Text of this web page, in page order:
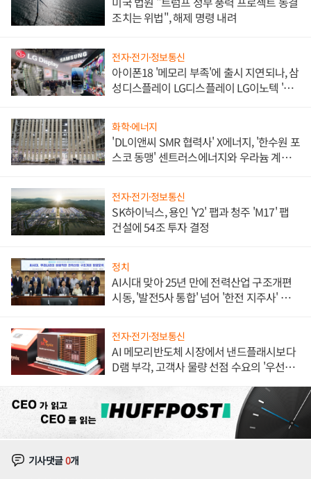
조치는 위법", 해제 명령 내려
전자·전기·정보통신
아이폰18 '메모리 부족'에 출시 지연되나, 삼
성디스플레이 LG디스플레이 LG이노텍 '탈
화학·에너지
'DL이앤씨 SMR 협력사' X에너지, '한수원 포
스코 동맹' 센트러스에너지와 우라늄 계약
전자·전기·정보통신
SK하이닉스, 용인 'Y2' 팹과 청주 'M17' 팹
건설에 54조 투자 결정
정치
AI시대 맞아 25년 만에 전력산업 구조개편
시동, '발전5사 통합' 넘어 '한전 지주사' 재편
전자·전기·정보통신
AI 메모리반도체 시장에서 낸드플래시보다
D램 부각, 고객사 물량 선점 수요의 '우선순
기사댓글0개